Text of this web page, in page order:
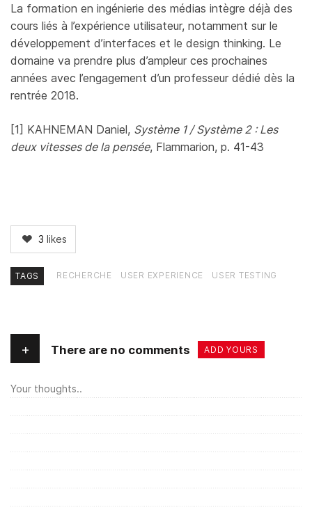
La formation en ingénierie des médias intègre déjà des
cours liés à l’expérience utilisateur, notamment sur le
développement d’interfaces et le design thinking. Le
domaine va prendre plus d’ampleur ces prochaines
années avec l’engagement d’un professeur dédié dès la
rentrée 2018.
[1] KAHNEMAN Daniel, Système 1 / Système 2 : Les
deux vitesses de la pensée, Flammarion, p. 41-43
3 likes
TAGS RECHERCHE USER EXPERIENCE USER TESTING
+ There are no comments ADD YOURS